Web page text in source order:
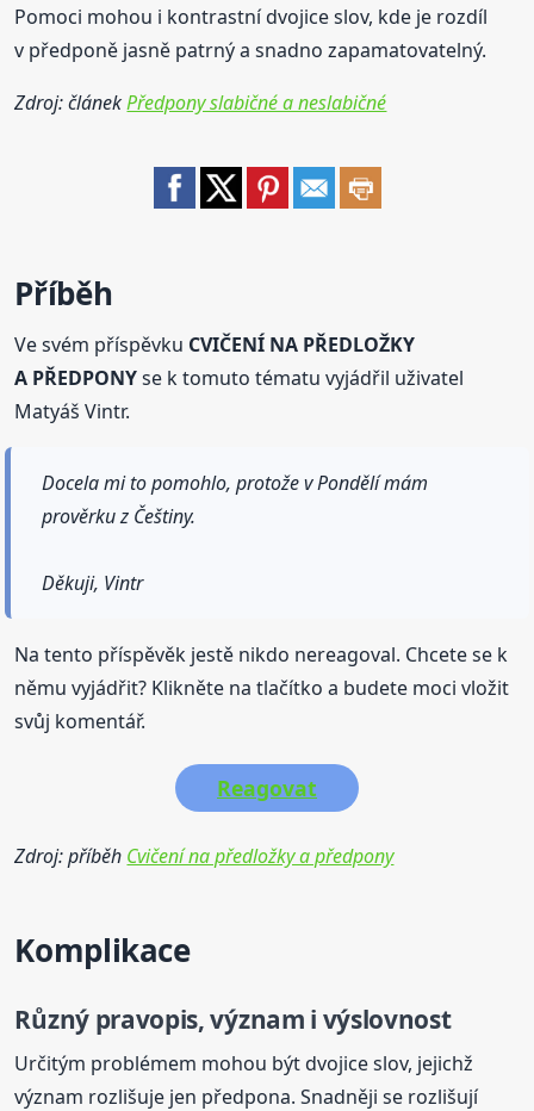
Pomoci mohou i kontrastní dvojice slov, kde je rozdíl
v předponě jasně patrný a snadno zapamatovatelný.
Zdroj: článekPředpony slabičné a neslabičné
Příběh
Ve svém příspěvku CVIČENÍ NA PŘEDLOŽKY
A PŘEDPONYse k tomuto tématu vyjádřil uživatel
Matyáš Vintr.
Docela mi to pomohlo, protože v Pondělí mám
prověrku z Češtiny.
Děkuji, Vintr
Na tento příspěvěk jestě nikdo nereagoval. Chcete se k
němu vyjádřit? Klikněte na tlačítko a budete moci vložit
svůj komentář.
Reagovat
Zdroj: příběh Cvičení na předložky a předpony
Komplikace
Různý pravopis, význam i výslovnost
Určitým problémem mohou být dvojice slov, jejichž
význam rozlišuje jen předpona. Snadněji se rozlišují